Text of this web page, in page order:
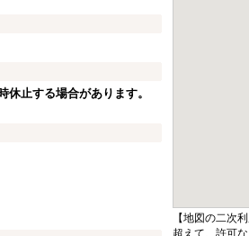
止する場合があります。
【地図の二次
超えて、許可